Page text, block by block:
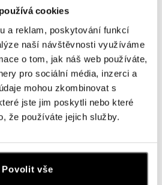
cookies
a reklam, poskytování funkcí
naší návštěvnosti využíváme
o tom, jak náš web používáte,
pro sociální média, inzerci a
mohou zkombinovat s
jste jim poskytli nebo které
že používáte jejich služby.
Povolit vše
Brno
Černý most, Praha 9
Praha 9
Praha 4 - Chodov